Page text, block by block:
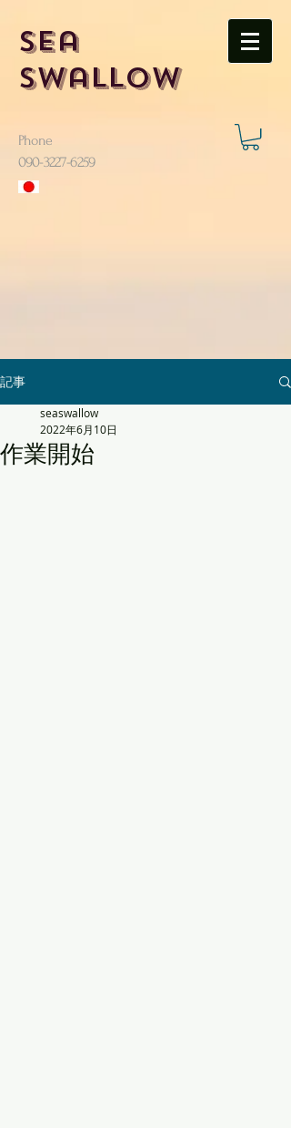
Sea
Swallow
Phone
​090-3227-6259
記事
作業開始
seaswallow
2022年6月10日